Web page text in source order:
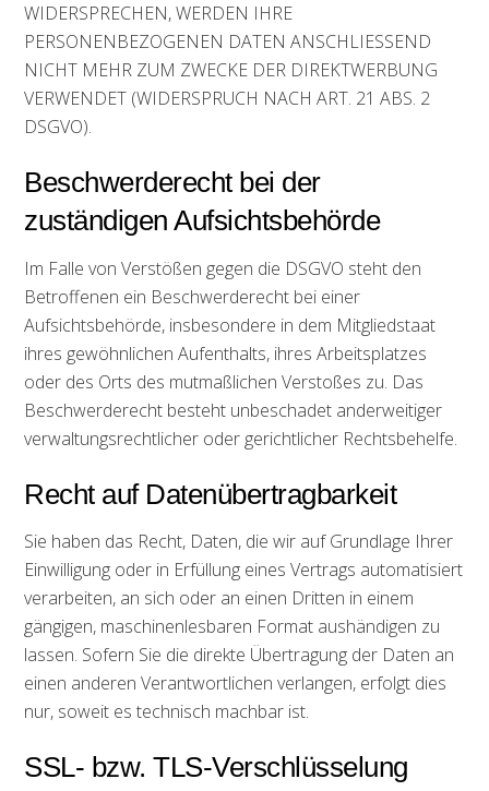
WIDERSPRECHEN, WERDEN IHRE
PERSONENBEZOGENEN DATEN ANSCHLIESSEND
NICHT MEHR ZUM ZWECKE DER DIREKTWERBUNG
VERWENDET (WIDERSPRUCH NACH ART. 21 ABS. 2
DSGVO).
Beschwerderecht bei der
zuständigen Aufsichtsbehörde
Im Falle von Verstößen gegen die DSGVO steht den
Betroffenen ein Beschwerderecht bei einer
Aufsichtsbehörde, insbesondere in dem Mitgliedstaat
ihres gewöhnlichen Aufenthalts, ihres Arbeitsplatzes
oder des Orts des mutmaßlichen Verstoßes zu. Das
Beschwerderecht besteht unbeschadet anderweitiger
verwaltungsrechtlicher oder gerichtlicher Rechtsbehelfe.
Recht auf Datenübertragbarkeit
Sie haben das Recht, Daten, die wir auf Grundlage Ihrer
Einwilligung oder in Erfüllung eines Vertrags automatisiert
verarbeiten, an sich oder an einen Dritten in einem
gängigen, maschinenlesbaren Format aushändigen zu
lassen. Sofern Sie die direkte Übertragung der Daten an
einen anderen Verantwortlichen verlangen, erfolgt dies
nur, soweit es technisch machbar ist.
SSL- bzw. TLS-Verschlüsselung